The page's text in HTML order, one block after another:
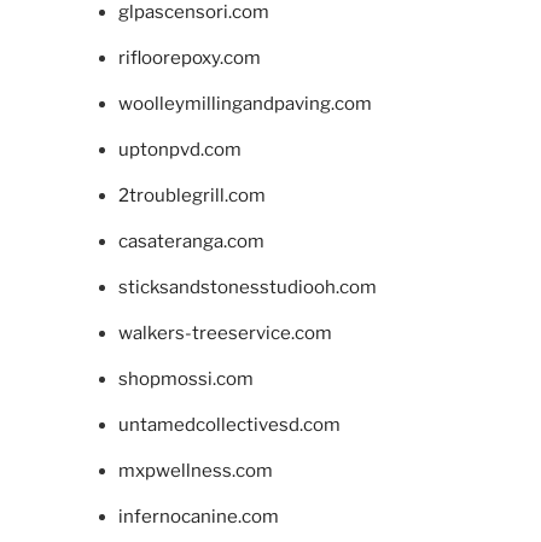
glpascensori.com
rifloorepoxy.com
woolleymillingandpaving.com
uptonpvd.com
2troublegrill.com
casateranga.com
sticksandstonesstudiooh.com
walkers-treeservice.com
shopmossi.com
untamedcollectivesd.com
mxpwellness.com
infernocanine.com